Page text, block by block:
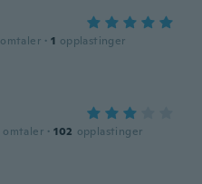
omtaler · 1 opplastinger
omtaler · 102 opplastinger